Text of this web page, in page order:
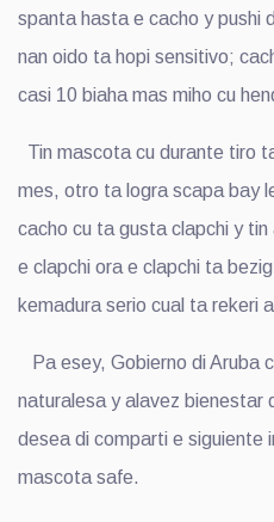
spanta hasta e cacho y pushi
nan oido ta hopi sensitivo;
casi 10 biaha mas miho cu
Tin mascota cu durante tiro
mes, otro ta logra scapa bay
cacho cu ta gusta clapchi y tin
e clapchi ora e clapchi ta
kemadura serio cual ta rekeri
Pa esey, Gobierno di Aruba
naturalesa y alavez bienestar
desea di comparti e siguiente
mascota safe.